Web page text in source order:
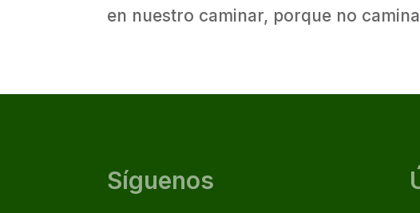
en nuestro caminar, porque no
Síguenos